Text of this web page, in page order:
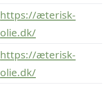
https://æterisk-
olie.dk/
https://æterisk-
olie.dk/